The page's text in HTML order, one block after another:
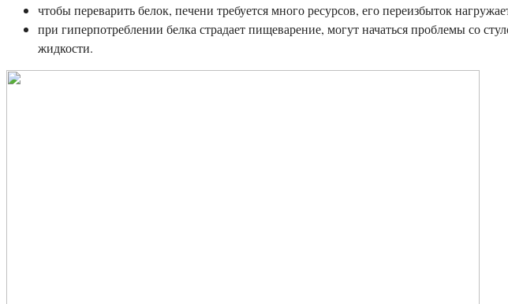
чтобы переварить белок, печени требуется много ресурсов, его переизбыток
при гиперпотреблении белка страдает пищеварение, могут начаться проблемы со
жидкости.